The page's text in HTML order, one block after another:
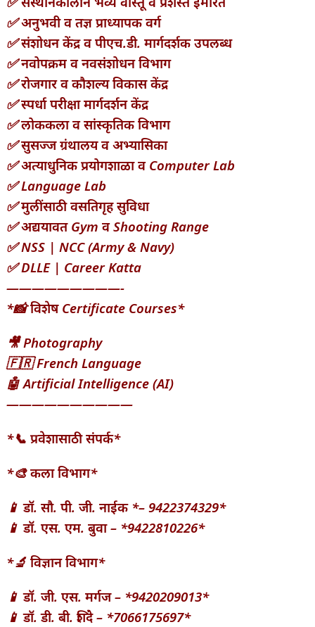
✅ अनुभवी व तज्ञ प्राध्यापक वर्ग
✅ संशोधन केंद्र व पीएच.डी. मार्गदर्शक उपलब्ध
✅ नवोपक्रम व नवसंशोधन विभाग
✅ रोजगार व कौशल्य विकास केंद्र
✅ स्पर्धा परीक्षा मार्गदर्शन केंद्र
✅ लोककला व सांस्कृतिक विभाग
✅ सुसज्ज ग्रंथालय व अभ्यासिका
✅ अत्याधुनिक प्रयोगशाळा व Computer Lab
✅ Language Lab
✅ मुलींसाठी वसतिगृह सुविधा
✅ अद्ययावत Gym व Shooting Range
✅ NSS | NCC (Army & Navy)
✅ DLLE | Career Katta
—————————-
*📸 विशेष Certificate Courses*
🎥 Photography
🇫🇷 French Language
🤖 Artificial Intelligence (AI)
——————————
*📞 प्रवेशासाठी संपर्क*
*🎨 कला विभाग*
📱 डॉ. सौ. पी. जी. नाईक *– 9422374329*
📱 डॉ. एस. एम. बुवा – *9422810226*
*🔬 विज्ञान विभाग*
📱 डॉ. जी. एस. मर्गज – *9420209013*
📱 डॉ. डी. बी. शिंदे – *7066175697*